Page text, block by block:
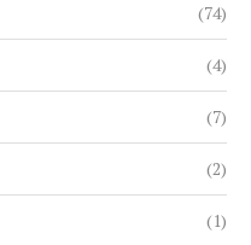
(74)
(4)
(7)
(2)
(1)